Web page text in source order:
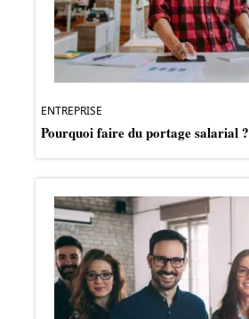
ENTREPRISE
Pourquoi faire du portage salarial ?